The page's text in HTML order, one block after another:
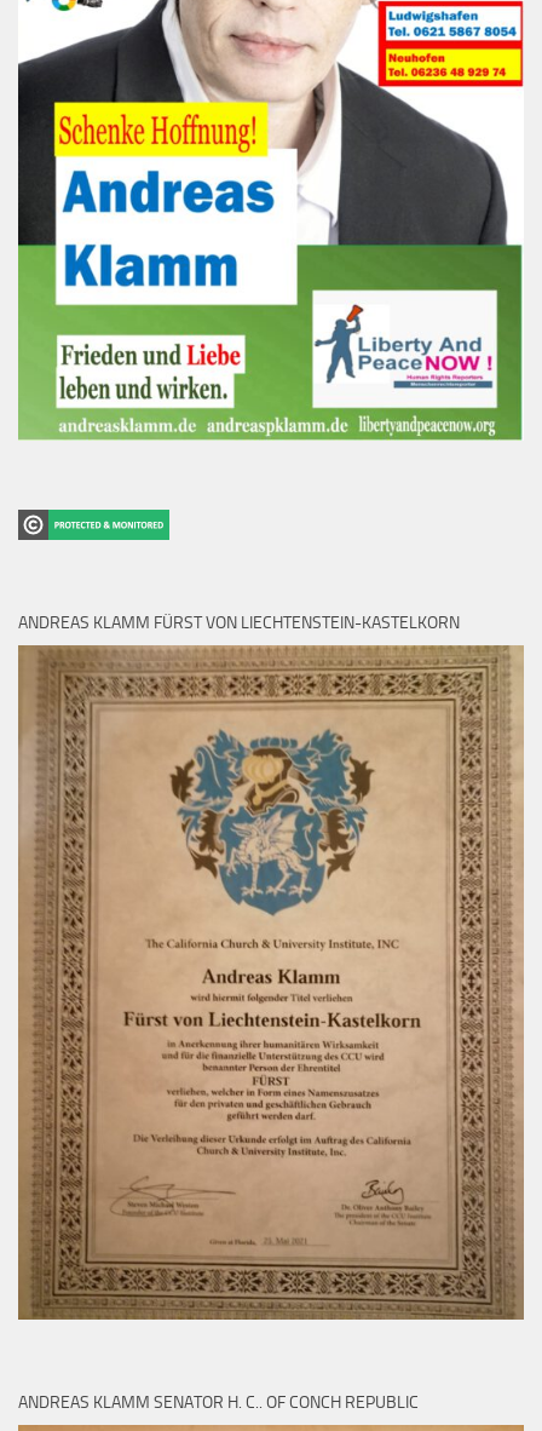
ANDREAS KLAMM FÜRST VON LIECHTENSTEIN-KASTELKORN
ANDREAS KLAMM SENATOR H. C.. OF CONCH REPUBLIC